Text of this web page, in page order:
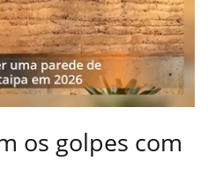
os golpes com